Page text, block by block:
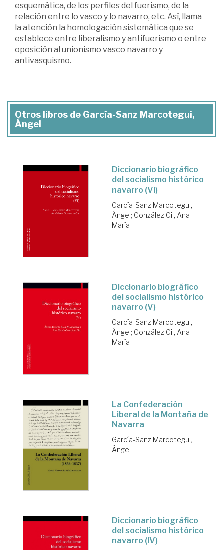
esquemática, de los perfiles del fuerismo, de la
relación entre lo vasco y lo navarro, etc. Así, llama
la atención la homologación sistemática que se
establece entre liberalismo y antifuerismo o entre
oposición al unionismo vasco navarro y
antivasquismo.
Otros libros de García-Sanz Marcotegui,
Ángel
Diccionario biográfico
del socialismo histórico
navarro (VI)
García-Sanz Marcotegui,
Ángel; González Gil, Ana
María
Diccionario biográfico
del socialismo histórico
navarro (V)
García-Sanz Marcotegui,
Ángel; González Gil, Ana
María
La Confederación
Liberal de la Montaña de
Navarra
García-Sanz Marcotegui,
Ángel
Diccionario biográfico
del socialismo histórico
navarro (IV)